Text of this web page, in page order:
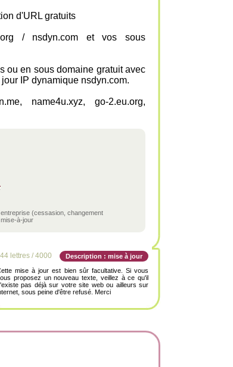
d'URL gratuits
/ nsdyn.com et vos sous
ou en sous domaine gratuit avec
IP dynamique nsdyn.com.
name4u.xyz, go-2.eu.org,
(cessasion, changement
à-jour
lettres / 4000
Description : mise à jour
mise à jour est bien sûr facultative. Si vous
proposez un nouveau texte, veillez à ce qu'il
pas déjà sur votre site web ou ailleurs sur
sous peine d'être refusé. Merci